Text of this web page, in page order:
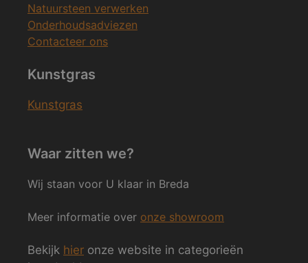
Natuursteen verwerken
Onderhoudsadviezen
Contacteer ons
Kunstgras
Kunstgras
Waar zitten we?
Wij staan voor U klaar in Breda
Meer informatie over onze showroom
Bekijk hier onze website in categorieën